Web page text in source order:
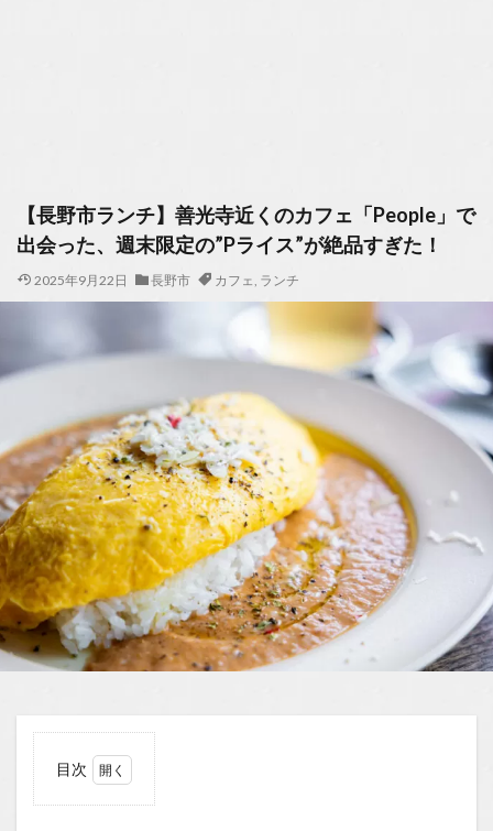
【長野市ランチ】善光寺近くのカフェ「People」で
出会った、週末限定の”Pライス”が絶品すぎた！
2025年9月22日 長野市 カフェ, ランチ
目次